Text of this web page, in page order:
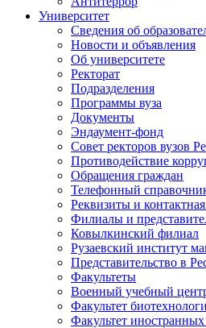
Университет
Сведения об
Новости и объявления
Об университете
Ректорат
Подразделения
Программы вуза
Документы
Эндаумент-фонд
Совет ректоров вузов
Противодействие
Обращения граждан
Телефонный
Реквизиты и
Филиалы и
Ковылкинский филиал
Рузаевский институт
Представительство в
Факультеты
Военный учебный
Факультет
Факультет иностранных